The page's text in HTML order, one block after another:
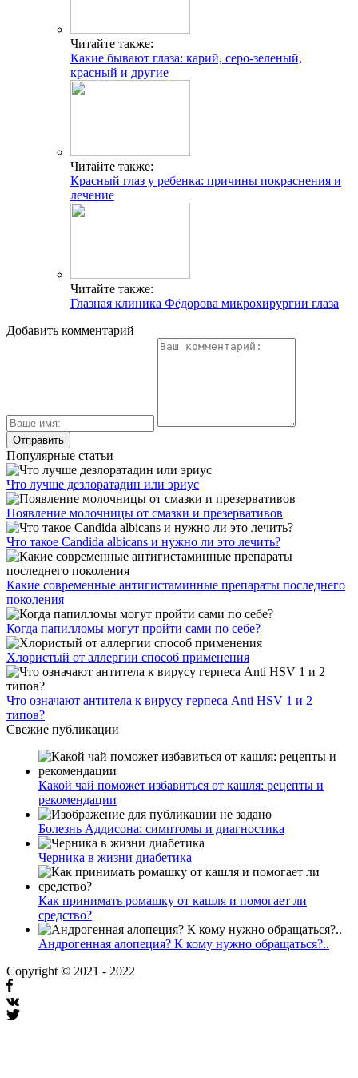
Читайте также:
Какие бывают глаза: карий, серо-зеленый,
красный и другие
Читайте также:
Красный глаз у ребенка: причины покраснения и
лечение
Читайте также:
Глазная клиника Фёдорова микрохирургии глаза
Добавить комментарий
Популярные статьи
Что лучше дезлоратадин или эриус
Появление молочницы от смазки и презервативов
Что такое Candida albicans и нужно ли это лечить?
Какие современные антигистаминные препараты последнего
поколения
Когда папилломы могут пройти сами по себе?
Хлористый от аллергии способ применения
Что означают антитела к вирусу герпеса Anti HSV 1 и 2
типов?
Свежие публикации
Какой чай поможет избавиться от кашля: рецепты и
рекомендации
Болезнь Аддисона: симптомы и диагностика
Черника в жизни диабетика
Как принимать ромашку от кашля и помогает ли
средство?
Андрогенная алопеция? К кому нужно обращаться?..
Copyright © 2021 - 2022